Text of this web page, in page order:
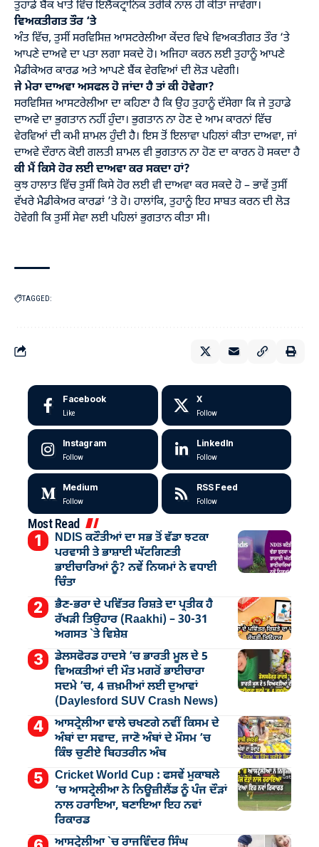
ਤੁਹਾਡੇ ਬੈਂਕ ਖਾਤੇ ਵਿੱਚ ਇਲੈਕਟ੍ਰਾਨਿਕ ਤਰੀਕੇ ਨਾਲ ਹੀ ਕੀਤਾ ਜਾਵੇਗਾ।
ਵਿਅਕਤੀਗਤ ਤੌਰ ‘ਤੇ
ਅੰਤ ਵਿੱਚ, ਤੁਸੀਂ ਸਰਵਿਸਿਜ਼ ਆਸਟਰੇਲੀਆ ਕੇਂਦਰ ਵਿਖੇ ਵਿਅਕਤੀਗਤ ਤੌਰ ‘ਤੇ
ਆਪਣੇ ਦਾਅਵੇ ਦਾ ਪਤਾ ਲਗਾ ਸਕਦੇ ਹੋ। ਅਜਿਹਾ ਕਰਨ ਲਈ ਤੁਹਾਨੂੰ ਆਪਣੇ
ਮੈਡੀਕੇਅਰ ਕਾਰਡ ਅਤੇ ਆਪਣੇ ਬੈਂਕ ਵੇਰਵਿਆਂ ਦੀ ਲੋੜ ਪਵੇਗੀ।
ਜੇ ਮੇਰਾ ਦਾਅਵਾ ਅਸਫਲ ਹੋ ਜਾਂਦਾ ਹੈ ਤਾਂ ਕੀ ਹੋਵੇਗਾ?
ਸਰਵਿਸਿਜ਼ ਆਸਟਰੇਲੀਆ ਦਾ ਕਹਿਣਾ ਹੈ ਕਿ ਉਹ ਤੁਹਾਨੂੰ ਦੱਸੇਗਾ ਕਿ ਜੇ ਤੁਹਾਡੇ
ਦਾਅਵੇ ਦਾ ਭੁਗਤਾਨ ਨਹੀਂ ਹੁੰਦਾ। ਭੁਗਤਾਨ ਨਾ ਹੋਣ ਦੇ ਆਮ ਕਾਰਨਾਂ ਵਿੱਚ
ਵੇਰਵਿਆਂ ਦੀ ਕਮੀ ਸ਼ਾਮਲ ਹੁੰਦੀ ਹੈ। ਇਸ ਤੋਂ ਇਲਾਵਾ ਪਹਿਲਾਂ ਕੀਤਾ ਦਾਅਵਾ, ਜਾਂ
ਦਾਅਵੇ ਦੌਰਾਨ ਕੋਈ ਗਲਤੀ ਸ਼ਾਮਲ ਵੀ ਭੁਗਤਾਨ ਨਾ ਹੋਣ ਦਾ ਕਾਰਨ ਹੋ ਸਕਦਾ ਹੈ
ਕੀ ਮੈਂ ਕਿਸੇ ਹੋਰ ਲਈ ਦਾਅਵਾ ਕਰ ਸਕਦਾ ਹਾਂ?
ਕੁਝ ਹਾਲਾਤ ਵਿੱਚ ਤੁਸੀਂ ਕਿਸੇ ਹੋਰ ਲਈ ਵੀ ਦਾਅਵਾ ਕਰ ਸਕਦੇ ਹੋ – ਭਾਵੇਂ ਤੁਸੀਂ
ਵੱਖਰੇ ਮੈਡੀਕੇਅਰ ਕਾਰਡਾਂ ’ਤੇ ਹੋ। ਹਾਲਾਂਕਿ, ਤੁਹਾਨੂੰ ਇਹ ਸਾਬਤ ਕਰਨ ਦੀ ਲੋੜ
ਹੋਵੇਗੀ ਕਿ ਤੁਸੀਂ ਸੇਵਾ ਲਈ ਪਹਿਲਾਂ ਭੁਗਤਾਨ ਕੀਤਾ ਸੀ।
TAGGED:
Facebook
Like
X
Follow
Instagram
Follow
LinkedIn
Follow
Medium
Follow
RSS Feed
Follow
Most Read
NDIS ਕਟੌਤੀਆਂ ਦਾ ਸਭ ਤੋਂ ਵੱਡਾ ਝਟਕਾ
ਪਰਵਾਸੀ ਤੇ ਭਾਸ਼ਾਈ ਘੱਟਗਿਣਤੀ
ਭਾਈਚਾਰਿਆਂ ਨੂੰ? ਨਵੇਂ ਨਿਯਮਾਂ ਨੇ ਵਧਾਈ
ਚਿੰਤਾ
ਭੈਣ-ਭਰਾ ਦੇ ਪਵਿੱਤਰ ਰਿਸ਼ਤੇ ਦਾ ਪ੍ਰਤੀਕ ਹੈ
ਰੱਖੜੀ ਤਿਉਹਾਰ (Raakhi) – 30-31
ਅਗਸਤ `ਤੇ ਵਿਸ਼ੇਸ਼
ਡੇਲਸਫੋਰਡ ਹਾਦਸੇ ’ਚ ਭਾਰਤੀ ਮੂਲ ਦੇ 5
ਵਿਅਕਤੀਆਂ ਦੀ ਮੌਤ ਮਗਰੋਂ ਭਾਈਚਾਰਾ
ਸਦਮੇ ’ਚ, 4 ਜ਼ਖ਼ਮੀਆਂ ਲਈ ਦੁਆਵਾਂ
(Daylesford SUV Crash News)
ਆਸਟ੍ਰੇਲੀਆ ਵਾਲੇ ਚਖਣਗੇ ਨਵੀਂ ਕਿਸਮ ਦੇ
ਅੰਬਾਂ ਦਾ ਸਵਾਦ, ਜਾਣੋ ਅੰਬਾਂ ਦੇ ਮੌਸਮ ’ਚ
ਕਿੰਝ ਚੁਣੀਏ ਬਿਹਤਰੀਨ ਅੰਬ
Cricket World Cup : ਫਸਵੇਂ ਮੁਕਾਬਲੇ
’ਚ ਆਸਟ੍ਰੇਲੀਆ ਨੇ ਨਿਊਜ਼ੀਲੈਂਡ ਨੂੰ ਪੰਜ ਦੌੜਾਂ
ਨਾਲ ਹਰਾਇਆ, ਬਣਾਇਆ ਇਹ ਨਵਾਂ
ਰਿਕਾਰਡ
ਆਸਟ੍ਰੇਲੀਆ `ਚ ਰਾਜਵਿੰਦਰ ਸਿੰਘ